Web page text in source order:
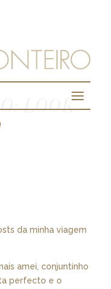
LOOK –
da minha viagem
amei, conjuntinho
perfecto e o